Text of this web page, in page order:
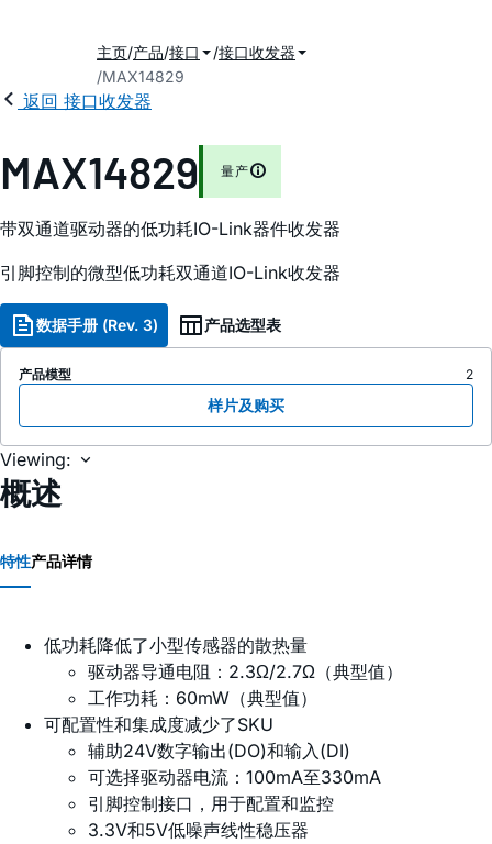
主页 产品 接口 接口收发器
2
MAX14829
返回 接口收发器
MAX14829 量产
带双通道驱动器的低功耗IO-Link器件收发器
引脚控制的微型低功耗双通道IO-Link收发器
数据手册 (Rev. 3) 产品选型表
产品模型 2
样片及购买
Viewing:
概述
特性产品详情
低功耗降低了小型传感器的散热量
驱动器导通电阻：2.3Ω/2.7Ω（典型值）
工作功耗：60mW（典型值）
可配置性和集成度减少了SKU
辅助24V数字输出(DO)和输入(DI)
可选择驱动器电流：100mA至330mA
引脚控制接口，用于配置和监控
3.3V和5V低噪声线性稳压器